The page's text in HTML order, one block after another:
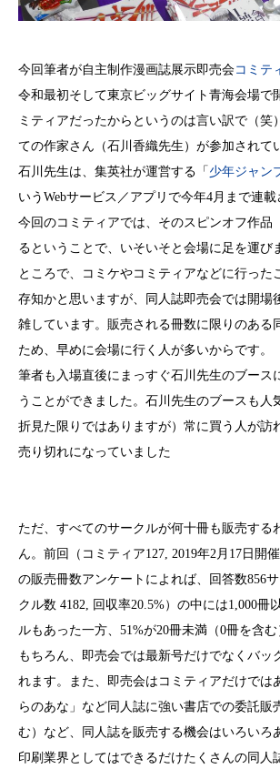
今回筆者が自主制作漫画誌展示即売会コミテ
令和最初そして東京ビッグサイト青海会場で
ミティアだったからというのは言い訳で（笑
ての作家さん（石川香織先生）が参加されて
石川先生は、集英社が運営する「 少年ジャン
いうWebサービス／アプリで今年4月まで連載
今回のコミティアでは、そのスピンオフ作品
るということで、いそいそと会場に足を運び
ところで、コミケやコミティアなどに行った
存知かと思いますが、同人誌即売会では開場
雑しています。販売される冊数に限りのある
ため、早めに会場に行く人が多いからです。
筆者も入場直後にまっすぐ石川先生のブース
うことができました。石川先生のブースも人
折見た限りではありますが）常に買う人が訪
売り切れになっていました
ただ、すべてのサークルが何十冊も販売する
ん。前回（コミティア127, 2019年2月17日開
の販売冊数アンケートによれば、回答数856
クル数 4182, 回収率20.5%）の中には1,000冊
ルもあった一方、51%が20冊未満（0冊を含む
もちろん、即売会では最新号だけでなくバッ
れます。また、即売会はコミティアだけでは
らのあな」など同人誌に強い書店での委託販
む）など、同人誌を販売する機会はいろいろ
印刷業界としてはできるだけたくさんの同人